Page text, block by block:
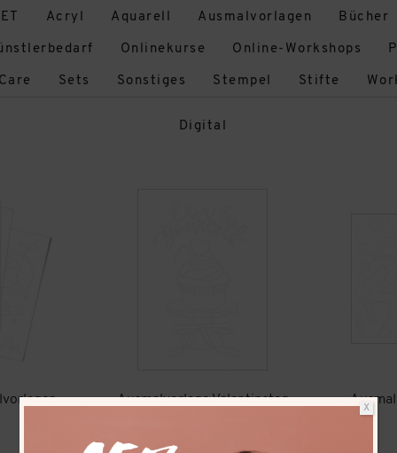
Acryl Aquarell Ausmalvorlagen Bücher
Onlinekurse Online-Workshops
Sets Sonstiges Stempel Stifte
Digital
Ausmalvorlage Valentinstag
X